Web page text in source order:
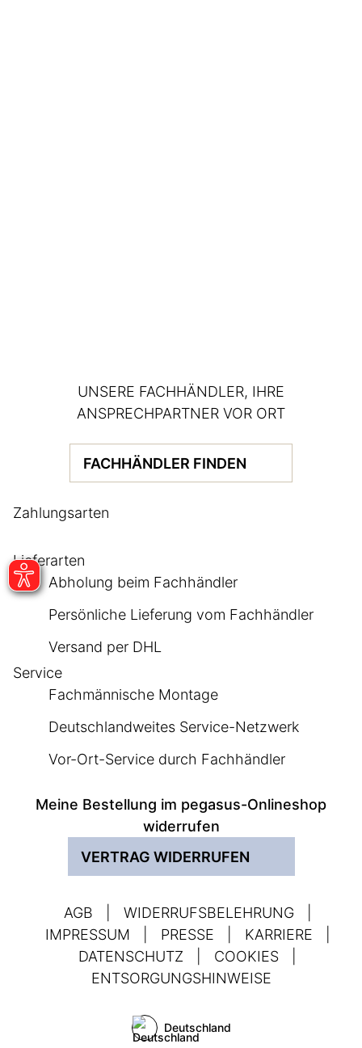
UNSERE FACHHÄNDLER, IHRE
ANSPRECHPARTNER VOR ORT
FACHHÄNDLER FINDEN
Zahlungsarten
Lieferarten
Abholung beim Fachhändler
Persönliche Lieferung vom Fachhändler
Versand per DHL
Service
Fachmännische Montage
Deutschlandweites Service-Netzwerk
Vor-Ort-Service durch Fachhändler
Meine Bestellung im pegasus-Onlineshop
widerrufen
VERTRAG WIDERRUFEN
AGB WIDERRUFSBELEHRUNG
IMPRESSUM
PRESSE KARRIERE
DATENSCHUTZ
COOKIES
ENTSORGUNGSHINWEISE
Deutschland